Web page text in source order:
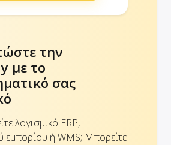
την
με το
σας
λογισμικό ERP,
εμπορίου ή WMS; Μπορείτε